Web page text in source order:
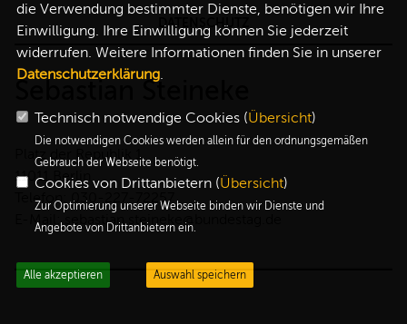
DATENSCHUTZ
Sebastian Steineke
Platz der Republik 1
11011 Berlin
Telefon: 030-227-72257
E-Mail: sebastian.steineke@bundestag.de
die Verwendung bestimmter Dienste, benötigen wir Ihre
Einwilligung. Ihre Einwilligung können Sie jederzeit
widerrufen. Weitere Informationen finden Sie in unserer
Datenschutzerklärung.
Technisch notwendige Cookies (Übersicht)
Die notwendigen Cookies werden allein für den ordnungsgemäßen
Gebrauch der Webseite benötigt.
Cookies von Drittanbietern (Übersicht)
Zur Optimierung unserer Webseite binden wir Dienste und
Angebote von Drittanbietern ein.
Alle akzeptieren Auswahl speichern